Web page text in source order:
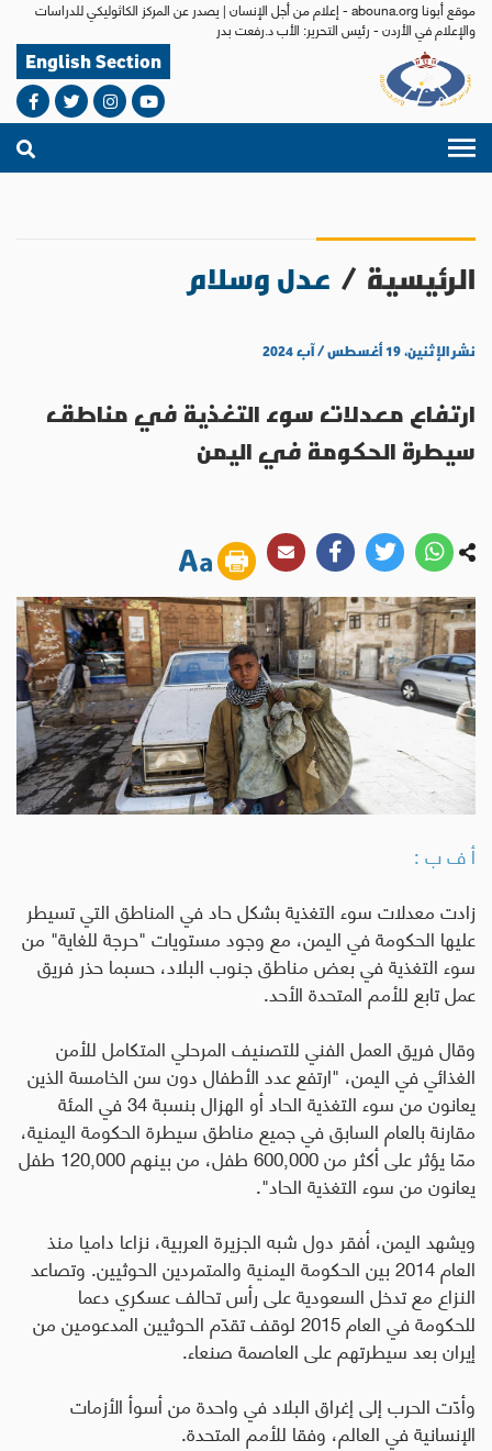
موقع أبونا abouna.org - إعلام من أجل الإنسان | يصدر عن المركز الكاثوليكي للدراسات
والإعلام في الأردن - رئيس التحرير: الأب د.رفعت بدر
English Section
الرئيسية / عدل وسلام
نشر الإثنين، ١٩ أغسطس / آب ٢٠٢٤
ارتفاع معدلات سوء التغذية في مناطق
سيطرة الحكومة في اليمن
أ ف ب :
زادت معدلات سوء التغذية بشكل حاد في المناطق التي تسيطر
عليها الحكومة في اليمن، مع وجود مستويات "حرجة للغاية" من
سوء التغذية في بعض مناطق جنوب البلاد، حسبما حذر فريق
عمل تابع للأمم المتحدة الأحد.
وقال فريق العمل الفني للتصنيف المرحلي المتكامل للأمن
الغذائي في اليمن، "ارتفع عدد الأطفال دون سن الخامسة الذين
يعانون من سوء التغذية الحاد أو الهزال بنسبة 34 في المئة
مقارنة بالعام السابق في جميع مناطق سيطرة الحكومة اليمنية،
ممّا يؤثر على أكثر من 600,000 طفل، من بينهم 120,000 طفل
يعانون من سوء التغذية الحاد".
ويشهد اليمن، أفقر دول شبه الجزيرة العربية، نزاعا داميا منذ
العام 2014 بين الحكومة اليمنية والمتمردين الحوثيين. وتصاعد
النزاع مع تدخل السعودية على رأس تحالف عسكري دعما
للحكومة في العام 2015 لوقف تقدّم الحوثيين المدعومين من
إيران بعد سيطرتهم على العاصمة صنعاء.
وأدّت الحرب إلى إغراق البلاد في واحدة من أسوأ الأزمات
الإنسانية في العالم، وفقا للأمم المتحدة.